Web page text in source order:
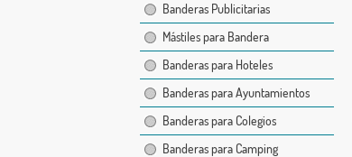
Banderas Publicitarias
Mástiles para Bandera
Banderas para Hoteles
Banderas para Ayuntamientos
Banderas para Colegios
Banderas para Camping